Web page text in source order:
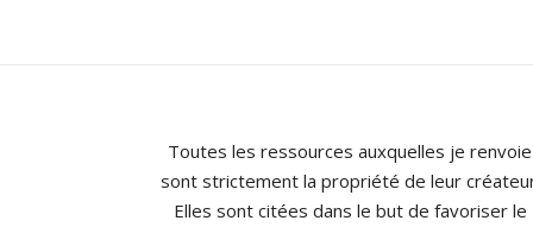
Toutes les ressources auxquelles je renvoie
sont strictement la propriété de leur
Elles sont citées dans le but de favoriser le